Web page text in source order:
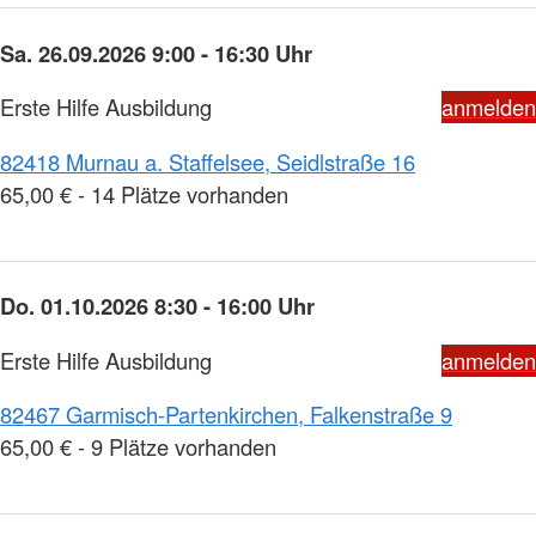
Sa. 26.09.2026 9:00 - 16:30 Uhr
Erste Hilfe Ausbildung
anmelden
82418 Murnau a. Staffelsee, Seidlstraße 16
65,00 € - 14 Plätze vorhanden
Do. 01.10.2026 8:30 - 16:00 Uhr
Erste Hilfe Ausbildung
anmelden
82467 Garmisch-Partenkirchen, Falkenstraße 9
65,00 € - 9 Plätze vorhanden